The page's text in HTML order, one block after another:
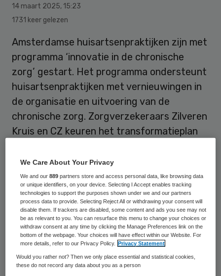
14 maart 2025, 15:23
1731 keer gelezen
Amsterdamse huisartsenpraktijken zijn met
programma ‘innovatie in de chronische
zorg’ gestart. Het programma ondersteunt
huisartsenpraktijken met vernieuwingen in
de organisatie en uitvoering van de
chronische zorg. Zorgverzekeraars Zilveren
Kruis en CZ keuren het transformatieplan
Het programma moet huisartsenpraktijken
ondersteunen met vernieuwingen in de
organisatie en uitvoering van de chronische
zorg. Daarmee willen de huisartsen meer
rust en ruimte creëren en zorg op maat
bieden aan Amsterdammers met een
chronische ziekte.
We Care About Your Privacy
We and our889 partners store and access personal data, like browsing data
or unique identifiers, on your device. Selecting I Accept enables tracking
technologies to support the purposes shown under we and our partners
process data to provide. Selecting Reject All or withdrawing your consent will
disable them. If trackers are disabled, some content and ads you see may not
be as relevant to you. You can resurface this menu to change your choices or
withdraw consent at any time by clicking the Manage Preferences link on the
bottom of the webpage. Your choices will have effect within our Website. For
more details, refer to our Privacy Policy.
Privacy Statement
Would you rather not? Then we only place essential and statistical cookies,
these do not record any data about you as a person